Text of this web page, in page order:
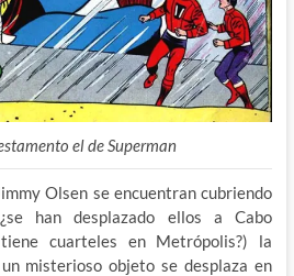
el de Superman
Olsen se encuentran cubriendo
han desplazado ellos a Cabo
cuarteles en Metrópolis?) la
misterioso objeto se desplaza en